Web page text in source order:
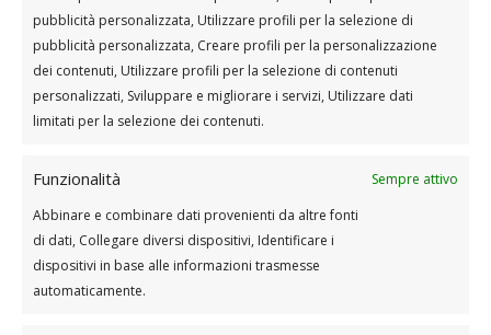
pubblicità personalizzata, Utilizzare profili per la selezione di
pubblicità personalizzata, Creare profili per la personalizzazione
dei contenuti, Utilizzare profili per la selezione di contenuti
personalizzati, Sviluppare e migliorare i servizi, Utilizzare dati
limitati per la selezione dei contenuti.
Funzionalità
Sempre attivo
Abbinare e combinare dati provenienti da altre fonti
di dati, Collegare diversi dispositivi, Identificare i
dispositivi in base alle informazioni trasmesse
automaticamente.
Regolamento.
Più nello specifico, i dati potranno essere resi
accessibili per le finalità di cui alla presente
informativa:
qualità di contitolari e/o incaricati e/o responsabili
interni del trattamento, nonché al Responsabile
della protezione dei dati personali (Data
Protection Officer);
a società terze o altri soggetti (a titolo